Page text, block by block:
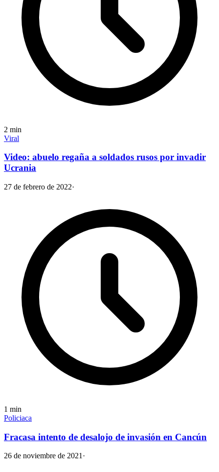
2 min
Viral
Video: abuelo regaña a soldados rusos por invadir
Ucrania
27 de febrero de 2022·
1 min
Policiaca
Fracasa intento de desalojo de invasión en Cancún
26 de noviembre de 2021·